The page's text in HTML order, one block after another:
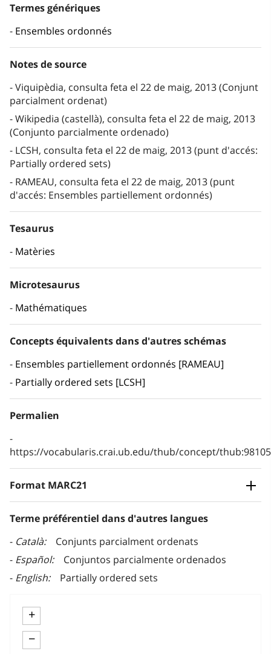
Termes génériques
Ensembles ordonnés
Notes de source
Viquipèdia, consulta feta el 22 de maig, 2013 (Conjunt
parcialment ordenat)
Wikipedia (castellà), consulta feta el 22 de maig, 2013
(Conjunto parcialmente ordenado)
LCSH, consulta feta el 22 de maig, 2013 (punt d'accés:
Partially ordered sets)
RAMEAU, consulta feta el 22 de maig, 2013 (punt
d'accés: Ensembles partiellement ordonnés)
Tesaurus
Matèries
Microtesaurus
Mathématiques
Concepts équivalents dans d'autres schémas
Ensembles partiellement ordonnés [RAMEAU]
Partially ordered sets [LCSH]
Permalien
https://vocabularis.crai.ub.edu/thub/concept/
Format MARC21
Terme préférentiel dans d'autres langues
Català
Conjunts parcialment ordenats
Español
Conjuntos parcialmente ordenados
English
Partially ordered sets
+
−